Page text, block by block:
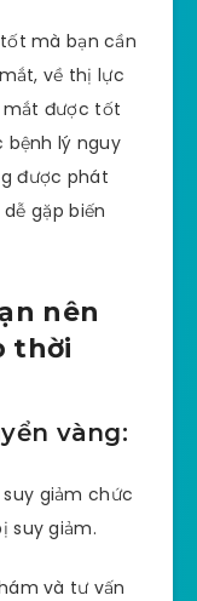
mà bạn cần
về thị lực
mắt được tốt
bệnh lý nguy
được phát
gặp biến
nên
thời
vàng:
giảm chức
suy giảm.
và tư vấn